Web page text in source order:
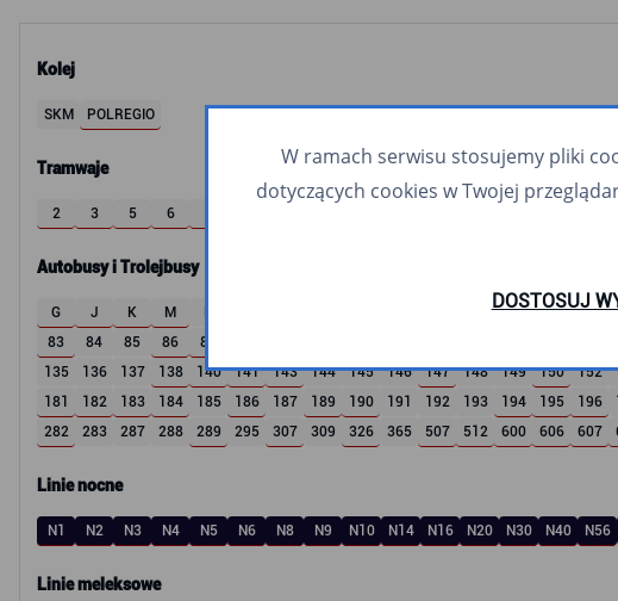
Kolej
SKM POLREGIO
Tramwaje
2 3 5 6
Autobusy i Trolejbusy
G J K M 4 5 6
83
84 85 86 87
135
136 137 138 140 141 143 144 145 146 147 148 149 150 152
181
182 183 184 185 186 187 189 190 191 192 193 194 195 196
282
283 287 288 289 295 307 309 326 365 507 512 600 606 607
Linie nocne
N1 N2 N3 N4 N5 N6 N8 N9 N10 N14 N16 N20 N30 N40 N56
Linie meleksowe
W ramach serwisu stosujemy pliki
dotyczących cookies w Twojej
DOSTOSUJ